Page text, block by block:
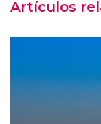
Artículos